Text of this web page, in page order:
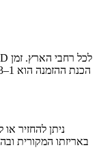
באריזתו המקורית